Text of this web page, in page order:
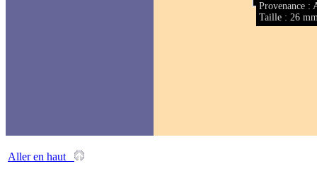
Provenance :
Taille : 26
Aller en haut